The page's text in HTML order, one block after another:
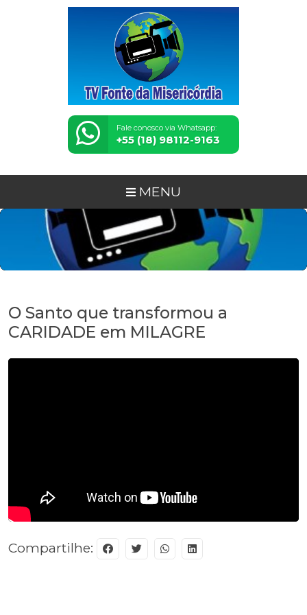
Fale conosco via Whatsapp:
+55 (18) 98112-9163
MENU
O Santo que transformou a
CARIDADE em MILAGRE
Compartilhe: